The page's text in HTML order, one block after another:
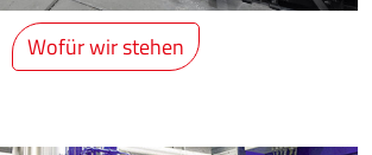
Wofür wir stehen